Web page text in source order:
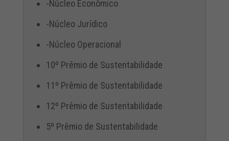
-Núcleo Econômico
-Núcleo Jurídico
-Núcleo Operacional
10º Prêmio de Sustentabilidade
11º Prêmio de Sustentabilidade
12º Prêmio de Sustentabilidade
5º Prêmio de Sustentabilidade